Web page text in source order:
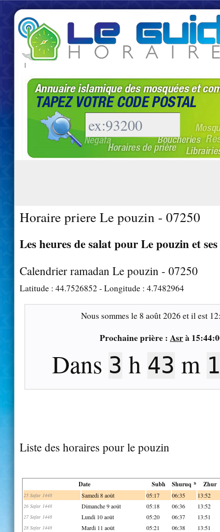
|
Horaire priere Le pouzin - 07250
Les heures de salat pour Le pouzin et
Calendrier ramadan Le pouzin - 07250
Latitude : 44.7526852 - Longitude : 4.7482964
Nous sommes le 8 août 2026 et il est
Prochaine prière : Asrà
Dans 3 h 43 m
Liste des horaires pour le pouzin
Date Subh Shuruq * Zhur
25 Safar 1448 Samedi 8 août 05:17 06:35 13:52
26 Safar 1448 Dimanche 9 août 05:18 06:36 13:52
27 Safar 1448 Lundi 10 août 05:20 06:37 13:51
28 Safar 1448 Mardi 11 août 05:21 06:38 13:51